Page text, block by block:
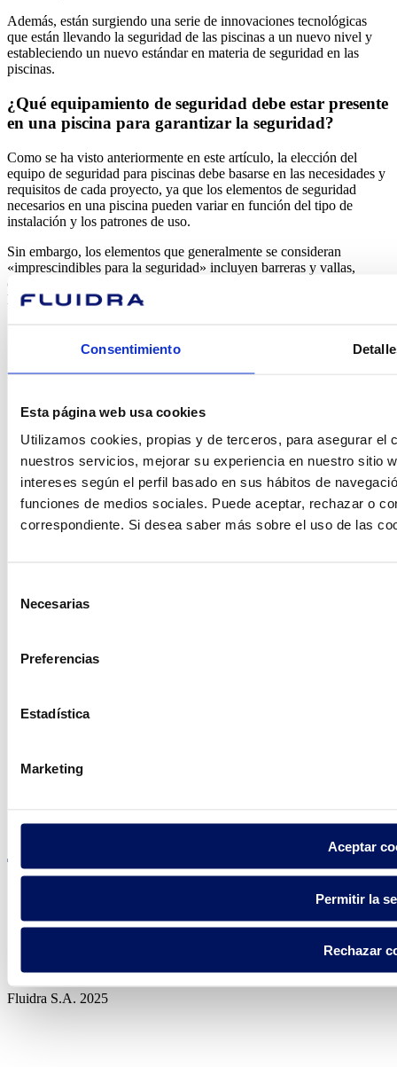
Consentimiento
Esta página web usa cookies
Utilizamos cookies, propias y de terceros, para asegurar el
nuestros servicios, mejorar su experiencia en nuestro sitio
intereses según el perfil basado en sus hábitos de
funciones de medios sociales. Puede aceptar, rechazar o
correspondiente. Si desea saber más sobre el uso de las
Necesarias
Preferencias
Estadística
Marketing
Aceptar
Permitir la
Rechazar
Además, están surgiendo una serie de innovaciones tecnológicas
que están llevando la seguridad de las piscinas a un nuevo nivel y
estableciendo un nuevo estándar en materia de seguridad en las
piscinas.
¿Qué equipamiento de seguridad debe estar presente
en una piscina para garantizar la seguridad?
Como se ha visto anteriormente en este artículo, la elección del
equipo de seguridad para piscinas debe basarse en las necesidades y
requisitos de cada proyecto, ya que los elementos de seguridad
necesarios en una piscina pueden variar en función del tipo de
instalación y los patrones de uso.
Sin embargo, los elementos que generalmente se consideran
«imprescindibles para la seguridad» incluyen barreras y vallas,
cubiertas de seguridad, señalización y marcadores de seguridad,
herramientas de rescate y superficies antideslizantes.
¿En qué
podemos
ayudarte?
Contacto
Encuentre Fluidra
en su país
Visite el sitio web
Fluidra S.A. 2025